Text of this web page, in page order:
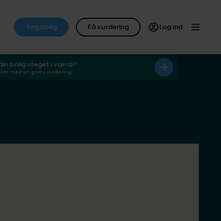
Søg bolig Få vurdering Log ind
bolig steget i værdi?
med en gratis vurdering